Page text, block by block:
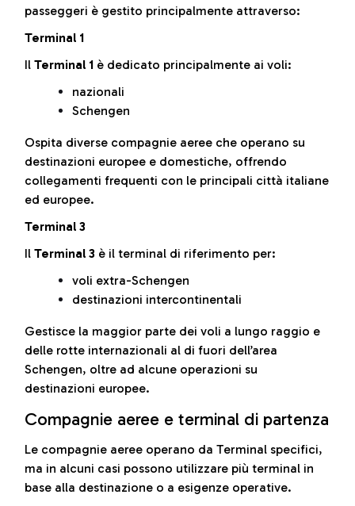
passeggeri è gestito principalmente attraverso:
Terminal 1
Il Terminal 1 è dedicato principalmente ai voli:
nazionali
Schengen
Ospita diverse compagnie aeree che operano su
destinazioni europee e domestiche, offrendo
collegamenti frequenti con le principali città italiane
ed europee.
Terminal 3
Il Terminal 3 è il terminal di riferimento per:
voli extra-Schengen
destinazioni intercontinentali
Gestisce la maggior parte dei voli a lungo raggio e
delle rotte internazionali al di fuori dell’area
Schengen, oltre ad alcune operazioni su
destinazioni europee.
Compagnie aeree e terminal di partenza
Le compagnie aeree operano da Terminal specifici,
ma in alcuni casi possono utilizzare più terminal in
base alla destinazione o a esigenze operative.